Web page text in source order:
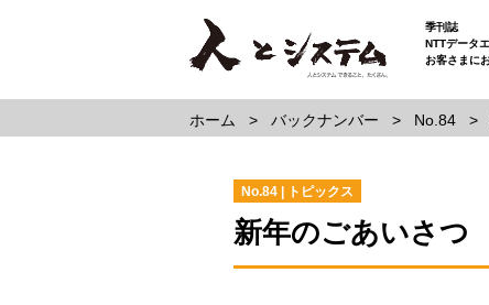
季刊誌
NTTデータ
お客さまに
ホーム バックナンバー No.84
No.84 | トピックス
新年のごあいさつ